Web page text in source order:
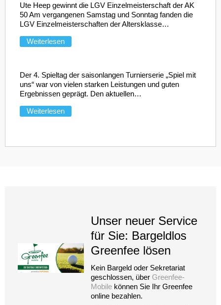
Ute Heep gewinnt die LGV Einzelmeisterschaft der AK
50 Am vergangenen Samstag und Sonntag fanden die
LGV Einzelmeisterschaften der Altersklasse…
Weiterlesen
Der 4. Spieltag der saisonlangen Turnierserie „Spiel mit
uns“ war von vielen starken Leistungen und guten
Ergebnissen geprägt. Den aktuellen…
Weiterlesen
Unser neuer Service
für Sie: Bargeldlos
Greenfee lösen
Kein Bargeld oder Sekretariat
geschlossen, über Greenfee-
Mobile können Sie Ihr Greenfee
online bezahlen.